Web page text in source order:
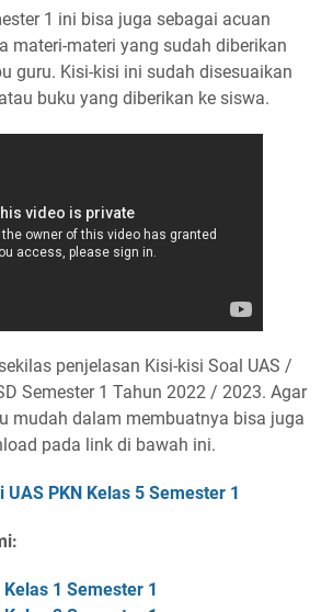
1 ini bisa juga sebagai acuan
materi-materi yang sudah diberikan
guru. Kisi-kisi ini sudah disesuaikan
buku yang diberikan ke siswa.
penjelasan Kisi-kisi Soal UAS /
Semester 1 Tahun 2022 / 2023. Agar
mudah dalam membuatnya bisa juga
pada link di bawah ini.
UAS PKN Kelas 5 Semester 1
1 Semester 1